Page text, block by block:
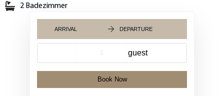
2 Badezimmer
ARRIVAL DEPARTURE
{{NumberOfGuests}} guest
Book Now